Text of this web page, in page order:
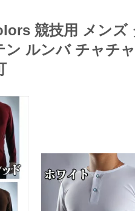
競技用 メン
ルンバ チャチ